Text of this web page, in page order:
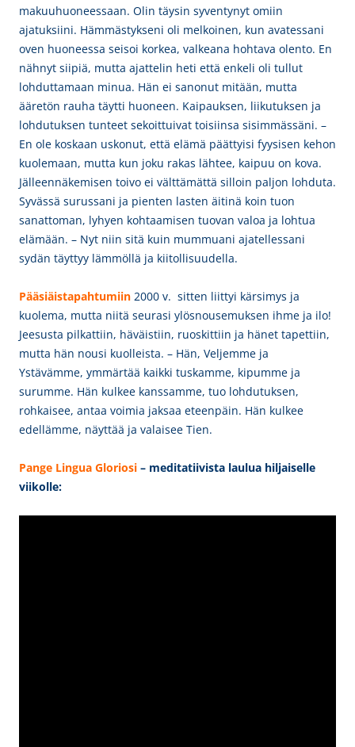
makuuhuoneessaan. Olin täysin syventynyt omiin
ajatuksiini. Hämmästykseni oli melkoinen, kun avatessani
oven huoneessa seisoi korkea, valkeana hohtava olento. En
nähnyt siipiä, mutta ajattelin heti että enkeli oli tullut
lohduttamaan minua. Hän ei sanonut mitään, mutta
ääretön rauha täytti huoneen. Kaipauksen, liikutuksen ja
lohdutuksen tunteet sekoittuivat toisiinsa sisimmässäni. –
En ole koskaan uskonut, että elämä päättyisi fyysisen kehon
kuolemaan, mutta kun joku rakas lähtee, kaipuu on kova.
Jälleennäkemisen toivo ei välttämättä silloin paljon lohduta.
Syvässä surussani ja pienten lasten äitinä koin tuon
sanattoman, lyhyen kohtaamisen tuovan valoa ja lohtua
elämään. – Nyt niin sitä kuin mummuani ajatellessani
sydän täyttyy lämmöllä ja kiitollisuudella.
Pääsiäistapahtumiin 2000 v. sitten liittyi kärsimys ja
kuolema, mutta niitä seurasi ylösnousemuksen ihme ja ilo!
Jeesusta pilkattiin, häväistiin, ruoskittiin ja hänet tapettiin,
mutta hän nousi kuolleista. – Hän, Veljemme ja
Ystävämme, ymmärtää kaikki tuskamme, kipumme ja
surumme. Hän kulkee kanssamme, tuo lohdutuksen,
rohkaisee, antaa voimia jaksaa eteenpäin. Hän kulkee
edellämme, näyttää ja valaisee Tien.
Pange Lingua Gloriosi – meditatiivista laulua hiljaiselle
viikolle: